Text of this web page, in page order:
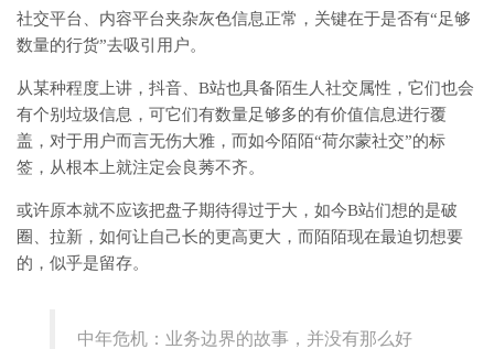
社交平台、内容平台夹杂灰色信息正常，关键在于是否有“足够
数量的行货”去吸引用户。
从某种程度上讲，抖音、B站也具备陌生人社交属性，它们也会
有个别垃圾信息，可它们有数量足够多的有价值信息进行覆
盖，对于用户而言无伤大雅，而如今陌陌“荷尔蒙社交”的标
签，从根本上就注定会良莠不齐。
或许原本就不应该把盘子期待得过于大，如今B站们想的是破
圈、拉新，如何让自己长的更高更大，而陌陌现在最迫切想要
的，似乎是留存。
中年危机：业务边界的故事，并没有那么好